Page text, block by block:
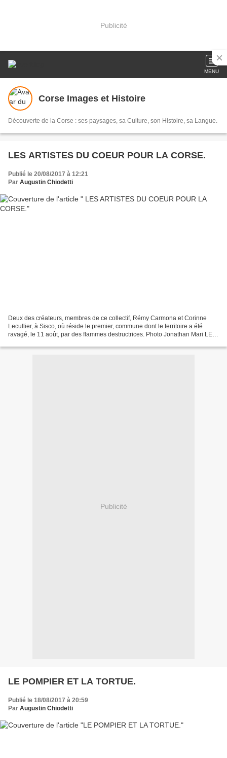
Publicité
MENU
Corse Images et Histoire
Découverte de la Corse : ses paysages, sa Culture, son Histoire, sa Langue.
LES ARTISTES DU COEUR POUR LA CORSE.
Publié le 20/08/2017 à 12:21
Par Augustin Chiodetti
Deux des créateurs, membres de ce collectif, Rémy Carmona et Corinne
Lecullier, à Sisco, où réside le premier, commune dont le territoire a été
ravagé, le 11 août, par des flammes destructrices. Photo Jonathan Mari LES
Publicité
LE POMPIER ET LA TORTUE.
Publié le 18/08/2017 à 20:59
Par Augustin Chiodetti